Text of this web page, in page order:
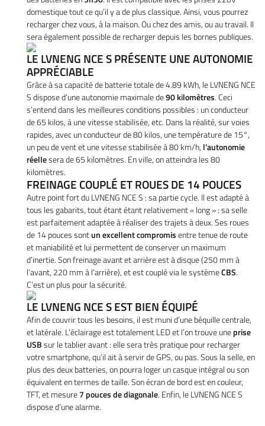
Services
votre véhicule
Actualités
Contact
REJOIGNEZ-
domestique tout ce qu’il y a de plus classique. Ainsi, vous pourrez
recharger chez vous, à la maison. Ou chez des amis, ou au travail. Il
sera également possible de recharger depuis les bornes publiques.
LE LVNENG NCE S PRÉSENTE UNE AUTONOMIE
APPRÉCIABLE
Grâce à sa capacité de batterie totale de 4.89 kWh, le LVNENG NCE
S dispose d’une autonomie maximale de90 kilomètres. Ceci
s’entend dans les meilleures conditions possibles : un conducteur
de 65 kilos, à une vitesse stabilisée, etc. Dans la réalité, sur voies
rapides, avec un conducteur de 80 kilos, une température de 15°,
un peu de vent et une vitesse stabilisée à 80 km/h, l’autonomie
réellesera de 65 kilomètres. En ville, on atteindra les 80
kilomètres.
FREINAGE COUPLÉ ET ROUES DE 14 POUCES
Autre point fort du LVNENG NCE S : sa partie cycle. Il est adapté à
tous les gabarits, tout étant étant relativement « long » : sa selle
est parfaitement adaptée à réaliser des trajets à deux. Ses roues
de 14 pouces sontun excellent compromisentre tenue de route
et maniabilité et lui permettent de conserver un maximum
d’inertie. Son freinage avant et arrière est à disque (250 mm à
l’avant, 220 mm à l’arrière), et est couplé via le systèmeCBS.
C’est un plus pour la sécurité.
LE LVNENG NCE S EST BIEN ÉQUIPÉ
Afin de couvrir tous les besoins, il est muni d’une béquille centrale,
et latérale. L’éclairage est totalement LED et l’on trouve uneprise
USBsur le tablier avant : elle sera très pratique pour recharger
votre smartphone, qu’il ait à servir de GPS, ou pas. Sous la selle, en
plus des deux batteries, on pourra loger un casque intégral ou son
équivalent en termes de taille. Son écran de bord est en couleur,
TFT, et mesure7 pouces de diagonale. Enfin, le LVNENG NCE S
dispose d’une alarme.